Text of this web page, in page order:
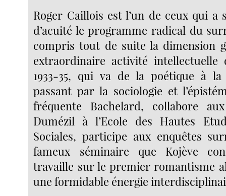
Roger Caillois est l’un de ceux qui a
d’acuité le programme radical du
compris tout de suite la dimension
extraordinaire activité intellectuelle
1933-35, qui va de la poétique à
passant par la sociologie et
fréquente Bachelard, collabore
Dumézil à l’Ecole des Hautes
Sociales, participe aux enquêtes
fameux séminaire que Kojève
travaille sur le premier romantisme
une formidable énergie